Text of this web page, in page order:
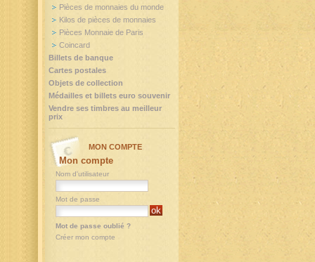
Pièces de monnaies du monde
Kilos de pièces de monnaies
Pièces Monnaie de Paris
Coincard
Billets de banque
Cartes postales
Objets de collection
Médailles et billets euro souvenir
Vendre ses timbres au meilleur
prix
MON COMPTE
Mon compte
Nom d'utilisateur
Mot de passe
Mot de passe oublié ?
Créer mon compte